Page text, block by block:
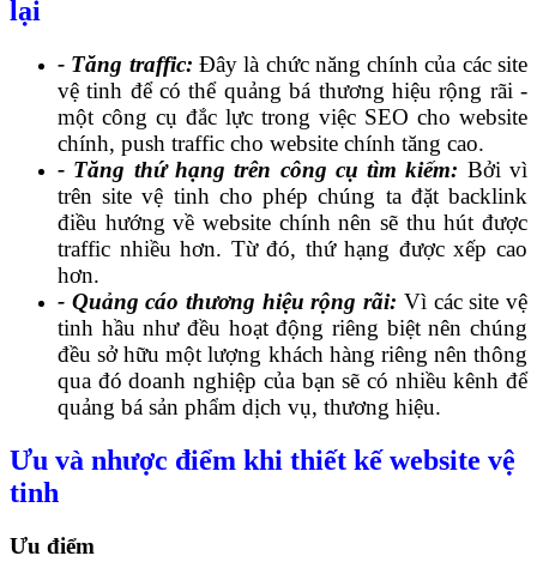
lại
- Tăng traffic: Đây là chức năng chính của các site
vệ tinh để có thể quảng bá thương hiệu rộng rãi -
một công cụ đắc lực trong việc SEO cho website
chính, push traffic cho website chính tăng cao.
- Tăng thứ hạng trên công cụ tìm kiếm: Bởi vì
trên site vệ tinh cho phép chúng ta đặt backlink
điều hướng về website chính nên sẽ thu hút được
traffic nhiều hơn. Từ đó, thứ hạng được xếp cao
hơn.
- Quảng cáo thương hiệu rộng rãi: Vì các site vệ
tinh hầu như đều hoạt động riêng biệt nên chúng
đều sở hữu một lượng khách hàng riêng nên thông
qua đó doanh nghiệp của bạn sẽ có nhiều kênh để
quảng bá sản phẩm dịch vụ, thương hiệu.
Ưu và nhược điểm khi thiết kế website vệ
tinh
Ưu điểm